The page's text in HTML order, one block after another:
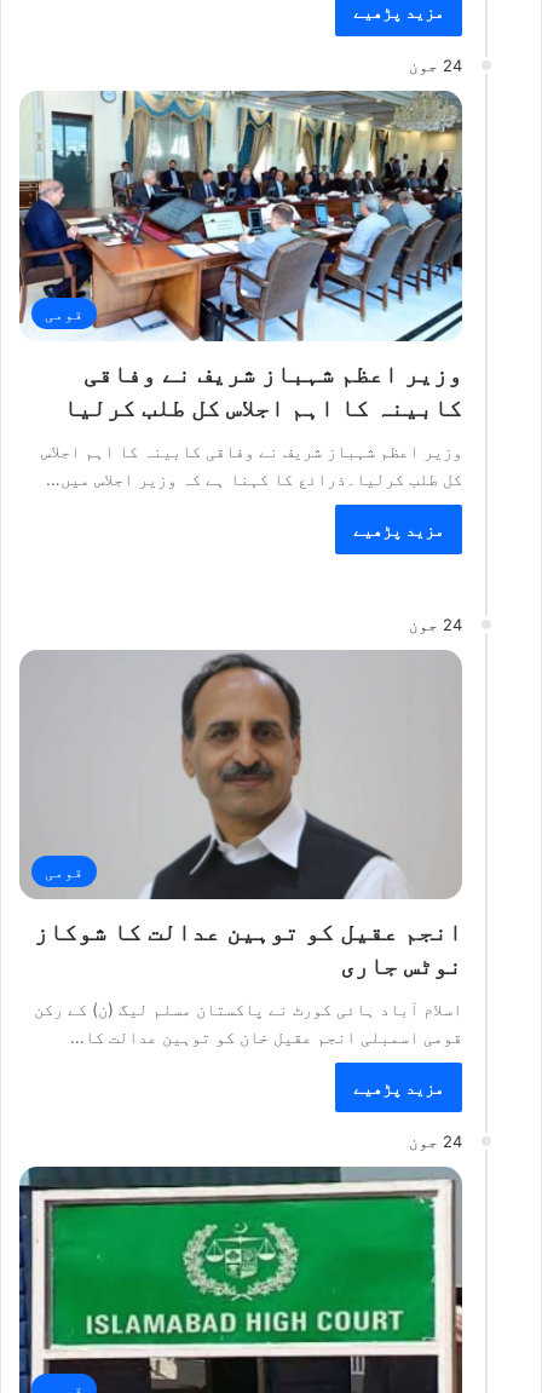
مزید پڑھیے
24 جون
قومی
وزیر اعظم شہباز شریف نے وفاقی
کابینہ کا اہم اجلاس کل طلب کرلیا
وزیر اعظم شہباز شریف نے وفاقی کابینہ کا اہم اجلاس
کل طلب کرلیا۔ذرائع کا کہنا ہے کہ وزیر اجلاس میں…
مزید پڑھیے
24 جون
قومی
انجم عقیل کو توہین عدالت کا شوکاز
نوٹس جاری
اسلام آباد ہائی کورٹ نے پاکستان مسلم لیگ (ن) کے رکن
قومی اسمبلی انجم عقیل خان کو توہین عدالت کا…
مزید پڑھیے
24 جون